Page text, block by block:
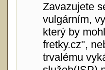
Zavazujete
vulgárním,
který by
fretky.cz",
trvalému